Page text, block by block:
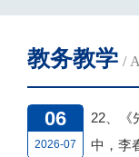
教务教学 /
06
2026-07
22、《
中，李